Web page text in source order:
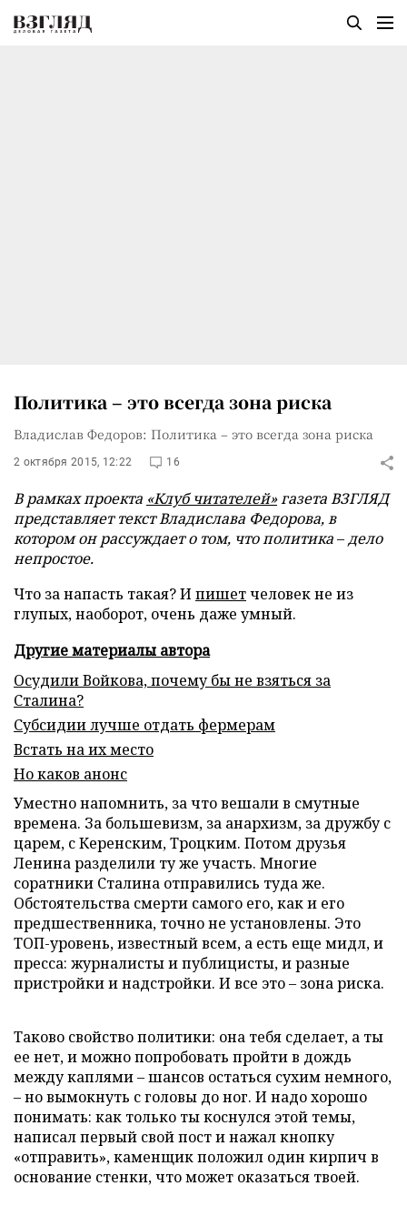
Политика – это всегда зона риска
Владислав Федоров: Политика – это всегда зона риска
2 октября 2015, 12:22 16
В рамках проекта «Клуб читателей»газета ВЗГЛЯД
представляет текст Владислава Федорова, в
котором он рассуждает о том, что политика–дело
непростое.
Что за напасть такая? Ипишетчеловек не из
глупых, наоборот, очень даже умный.
Другие материалы автора
Осудили Войкова, почему бы не взяться за
Сталина?
Субсидии лучше отдать фермерам
Встать на их место
Но каков анонс
Уместно напомнить, за что вешали в смутные
времена. За большевизм, за анархизм, за дружбу с
царем, с Керенским, Троцким. Потом друзья
Ленина разделили ту же участь. Многие
соратники Сталина отправились туда же.
Обстоятельства смерти самого его, как и его
предшественника, точно не установлены. Это
ТОП-уровень, известный всем, а есть еще мидл, и
пресса: журналисты и публицисты, и разные
пристройки и надстройки. И все это – зона риска.
Таково свойство политики: она тебя сделает, а ты
ее нет, и можно попробовать пройти в дождь
между каплями – шансов остаться сухим немного,
– но вымокнуть с головы до ног. И надо хорошо
понимать: как только ты коснулся этой темы,
написал первый свой пост и нажал кнопку
«отправить», каменщик положил один кирпич в
основание стенки, что может оказаться твоей.